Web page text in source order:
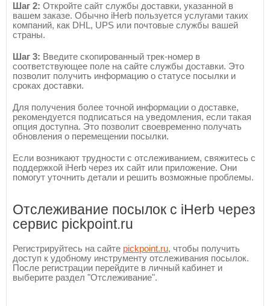
Шаг 2: Откройте сайт службы доставки, указанной в
вашем заказе. Обычно iHerb пользуется услугами таких
компаний, как DHL, UPS или почтовые службы вашей
страны.
Шаг 3: Введите скопированный трек-номер в
соответствующее поле на сайте службы доставки. Это
позволит получить информацию о статусе посылки и
сроках доставки.
Для получения более точной информации о доставке,
рекомендуется подписаться на уведомления, если такая
опция доступна. Это позволит своевременно получать
обновления о перемещении посылки.
Если возникают трудности с отслеживанием, свяжитесь с
поддержкой iHerb через их сайт или приложение. Они
помогут уточнить детали и решить возможные проблемы.
Отслеживание посылок с iHerb через
сервис pickpoint.ru
Регистрируйтесь на сайте pickpoint.ru, чтобы получить
доступ к удобному инструменту отслеживания посылок.
После регистрации перейдите в личный кабинет и
выберите раздел "Отслеживание".